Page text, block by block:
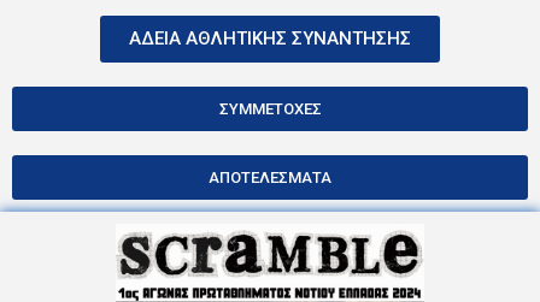
ΑΔΕΙΑ ΑΘΛΗΤΙΚΗΣ ΣΥΝΑΝΤΗΣΗΣ
ΣΥΜΜΕΤΟΧΕΣ
ΑΠΟΤΕΛΕΣΜΑΤΑ